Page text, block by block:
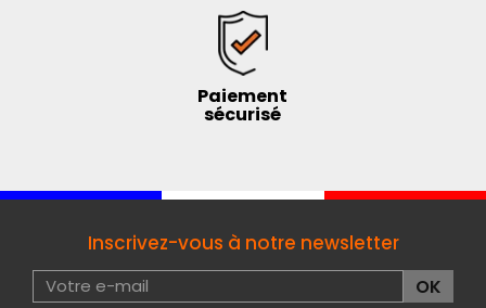
Paiement
sécurisé
Inscrivez-vous à notre newsletter